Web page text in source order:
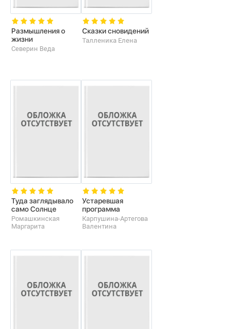
Размышления о
жизни
Северин Веда
Сказки сновидений
Талленика Елена
Туда заглядывало
само Солнце
Ромашкинская
Маргарита
Устаревшая
программа
Карпушина-Артегова
Валентина